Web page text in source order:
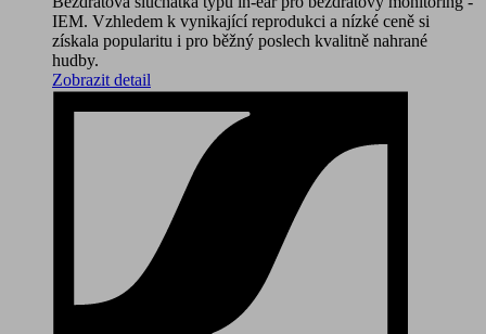
IEM. Vzhledem k vynikající reprodukci a nízké ceně si
získala popularitu i pro běžný poslech kvalitně nahrané
hudby.
Zobrazit detail